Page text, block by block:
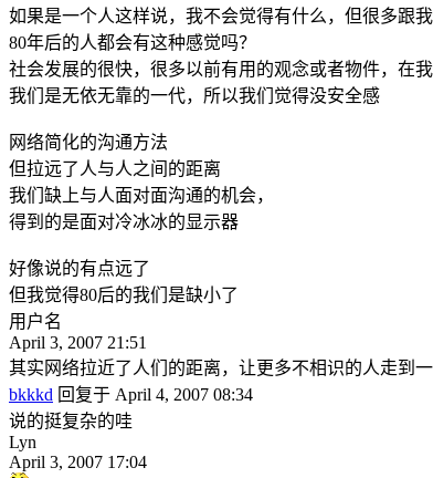
如果是一个人这样说，我不会觉得有什么，但很多跟
80年后的人都会有这种感觉吗？
社会发展的很快，很多以前有用的观念或者物件，在
我们是无依无靠的一代，所以我们觉得没安全感
网络简化的沟通方法
但拉远了人与人之间的距离
我们缺上与人面对面沟通的机会，
得到的是面对冷冰冰的显示器
好像说的有点远了
但我觉得80后的我们是缺小了
用户名
April 3, 2007 21:51
其实网络拉近了人们的距离，让更多不相识的人走到
bkkkd 回复于 April 4, 2007 08:34
说的挺复杂的哇
Lyn
April 3, 2007 17:04